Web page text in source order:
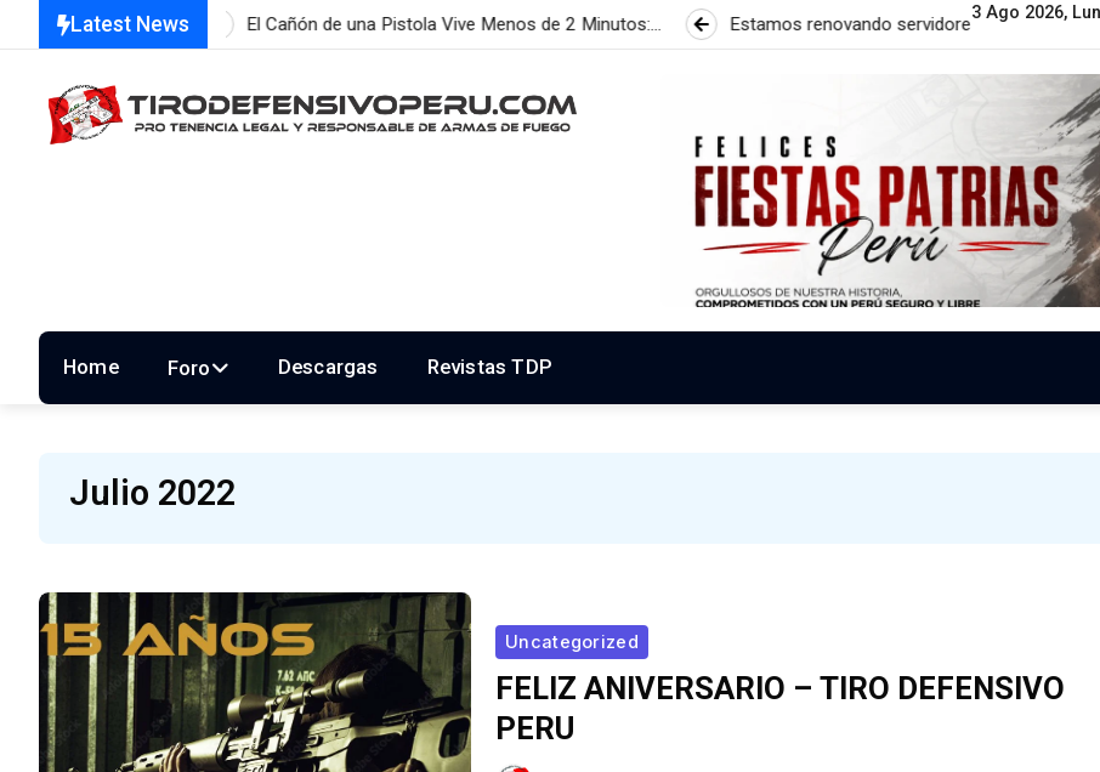
Latest News
El Cañón de una Pistola Vive Menos de 2 Minutos:… Estamos renovando servidores para brindar una nueva experiencia
3 Ago 2026, Lun
Home Foro Descargas Revistas TDP
Julio 2022
Uncategorized
FELIZ ANIVERSARIO – TIRO DEFENSIVO
PERU